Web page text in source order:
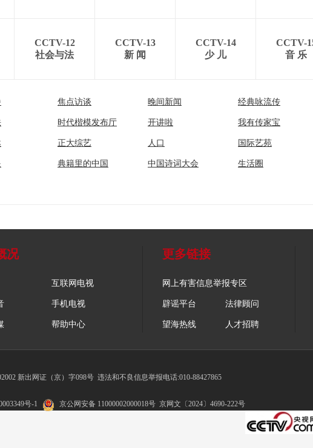
CCTV-12
社会与法
CCTV-13
新 闻
CCTV-14
少 儿
CCTV-
音 乐
焦点访谈 晚间新闻 经典咏流传
时代楷模发布厅 开讲啦 我有传家宝
正大综艺 人口 国际艺苑
典籍里的中国 中国诗词大会 生活圈
况
互联网电视
手机电视
帮助中心
更多链接
网上有害信息举报专区
辟谣平台 法律顾问
望海热线 人才招聘
新出网证（京）字098号 违法和不良信息举报电话:010-88427865
号-1 京公网安备 11000002000018号 京网文〔2024〕4690-222号